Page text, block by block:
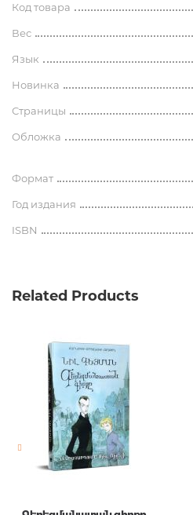
Код товара
Вес
Язык
Новинка
Страницы
Обложка
Формат
Год издания
ISBN
Related Products